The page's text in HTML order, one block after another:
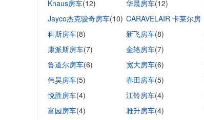
Knaus房车(12) 华晨房车(12)
Jayco杰克骏奇房车(10) CARAVELAIR 卡莱尔房
车(10)
科斯房车(8) 新飞房车(8)
康派斯房车(7) 金辂房车(7)
鲁道尔房车(6) 宽大房车(6)
伟昊房车(5) 春田房车(5)
悦胜房车(4) 江铃房车(4)
富园房车(4) 雅升房车(4)